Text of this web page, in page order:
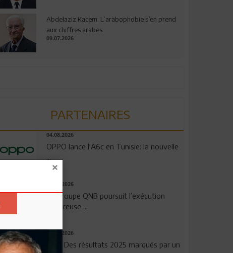
Abdelaziz Kacem: L’arabophobie s’en prend
aux chiffres arabes
09.07.2026
PARTENAIRES
04.08.2026
OPPO lance l'A6c en Tunisie: la nouvelle
...
29.07.2026
Le Groupe QNB poursuit l’exécution
rigoureuse ...
29.07.2026
TSB: Des résultats 2025 marqués par un